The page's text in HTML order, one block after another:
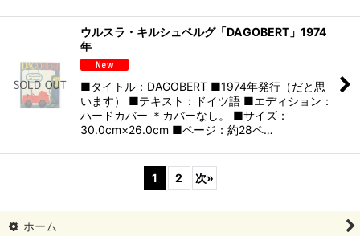
ウルスラ・キルシュベルグ「DAGOBERT」1974
年
■タイトル：DAGOBERT ■1974年発行（だと思
います） ■テキスト：ドイツ語 ■エディション：
ハードカバー ＊カバーなし。 ■サイズ：
30.0cm×26.0cm ■ページ：約28ペ…
1 2 次»
ホーム